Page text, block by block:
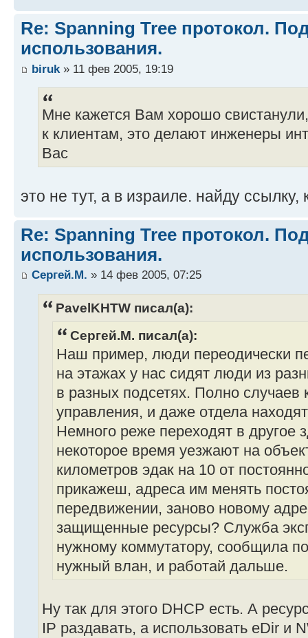
Re: Spanning Tree протокол.
использования.
biruk » 11 фев 2005, 19:19
Мне кажется Вам хорошо
к клиентам, это делают инженеры
Вас
это не тут, а в израиле. найду ссылку,
Re: Spanning Tree протокол.
использования.
Сергей.М. » 14 фев 2005, 07:25
PavelKHTW писал(а):
Сергей.М. писал(а):
Наш пример, люди переодически
на этажах у нас сидят люди из
в разных подсетях. Полно случаев
управления, и даже отдела
Немного реже переходят в другое
некоторое время уезжают на
километров эдак на 10 от
прикажеш, адреса им менять
передвижении, заново новому
защищенные ресурсы? Служба
нужному коммутатору, сообщила
нужный влан, и работай дальше.
Ну так для этого DHCP есть. А
IP раздавать, а использовать eDir и